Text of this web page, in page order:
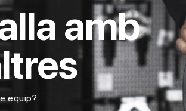
amb
equip?